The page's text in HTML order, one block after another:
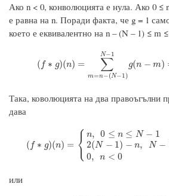
Ако n < 0, конволюцията е нула. Ако 0 ≤
е равна на n. Поради факта, че g = 1
което е еквивалентно на n – (N – 1) ≤ m
( f ∗ g)(n) = ∑
m=n−(N−1)
N−1
g(n − m)
f∗g)(n )= =n −( 1)N−1g(n−
Така, коволюцията на два правоъгълни
дава
( f ∗ g)(n) = ⎧
⎩
⎨ n, 0 ≤ n ≤ N − 1
2(N − 1) − n, N −
0, n < 0
( f∗g)(n ={ n, 0≤n≤N−12( N−1)− n,N−1
или